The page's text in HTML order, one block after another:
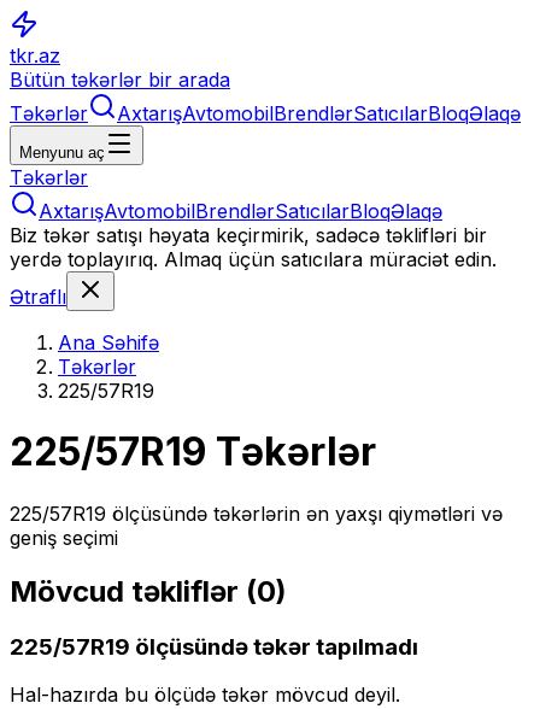
tkr.az
Bütün təkərlər bir arada
Təkərlər
AxtarışAvtomobilBrendlərSatıcılarBloqƏlaqə
Menyunu aç
Təkərlər
AxtarışAvtomobilBrendlərSatıcılarBloqƏlaqə
Biz təkər satışı həyata keçirmirik, sadəcə təklifləri bir
yerdə toplayırıq. Almaq üçün satıcılara müraciət edin.
Ətraflı
Ana Səhifə
Təkərlər
225/57R19
225/57R19 Təkərlər
225/57R19 ölçüsündə təkərlərin ən yaxşı qiymətləri və
geniş seçimi
Mövcud təkliflər (0)
225/57R19 ölçüsündə təkər tapılmadı
Hal-hazırda bu ölçüdə təkər mövcud deyil.